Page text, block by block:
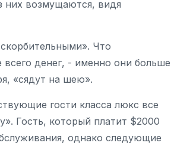
них возмущаются, видя
Что
денег, - именно они больше
«сядут на шею».
гости класса люкс все
Гость, который платит $2000
однако следующие